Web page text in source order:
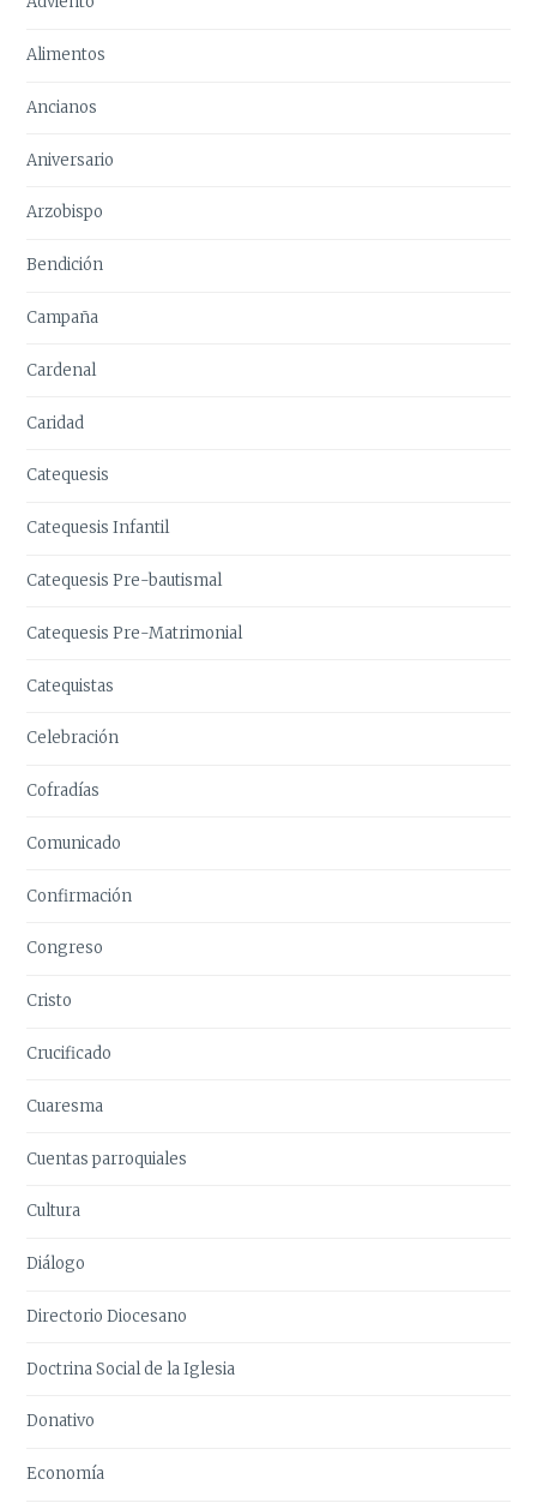
Alimentos
Ancianos
Aniversario
Arzobispo
Bendición
Campaña
Cardenal
Caridad
Catequesis
Catequesis Infantil
Catequesis Pre-bautismal
Catequesis Pre-Matrimonial
Catequistas
Celebración
Cofradías
Comunicado
Confirmación
Congreso
Cristo
Crucificado
Cuaresma
Cuentas parroquiales
Cultura
Diálogo
Directorio Diocesano
Doctrina Social de la Iglesia
Donativo
Economía